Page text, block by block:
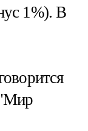
1%). В
"Мир